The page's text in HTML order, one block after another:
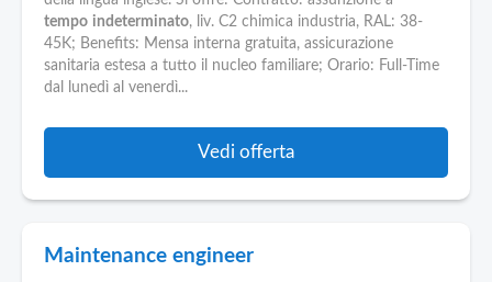
tempo indeterminato, liv. C2 chimica industria, RAL: 38-
45K; Benefits: Mensa interna gratuita, assicurazione
sanitaria estesa a tutto il nucleo familiare; Orario: Full-Time
dal lunedì al venerdì...
Vedi offerta
Maintenance engineer